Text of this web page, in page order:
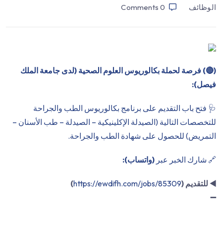
الوظائف
0
Comments
(
🔴) فرصة لحملة بكالوريوس العلوم الصحية (لدى جامعة الملك
فيصل):
🩺 فتح باب التقديم على برنامج بكالوريوس الطب والجراحة
للتخصصات التالية (الصيدلة الإكلينيكية – الصيدلة – طب الأسنان –
التمريض) للحصول على شهادة الطب والجراحة.
🔗 شارك الخبر عبر (واتساب):
◀️ للتقديم (https://ewdifh.com/jobs/85309
)
➖